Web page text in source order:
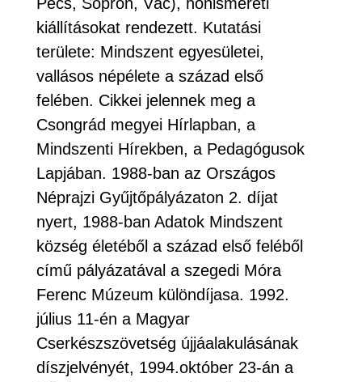
kiállításokat rendezett. Kutatási
területe: Mindszent egyesületei,
vallásos népélete a század első
felében. Cikkei jelennek meg a
Csongrád megyei Hírlapban, a
Mindszenti Hírekben, a Pedagógusok
Lapjában. 1988-ban az Országos
Néprajzi Gyűjtőpályázaton 2. díjat
nyert, 1988-ban Adatok Mindszent
község életéből a század első feléből
című pályázatával a szegedi Móra
Ferenc Múzeum különdíjasa. 1992.
július 11-én a Magyar
Cserkészszövetség újjáalakulásának
díszjelvényét, 1994.október 23-án a